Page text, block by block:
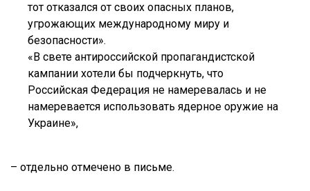
тот отказался от своих опасных планов,
угрожающих международному миру и
безопасности».
«В свете антироссийской пропагандистской
кампании хотели бы подчеркнуть, что
Российская Федерация не намеревалась и не
намеревается использовать ядерное оружие на
Украине»,
– отдельно отмечено в письме.